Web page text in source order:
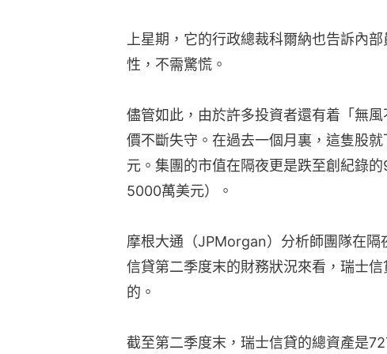
上星期，它的行政總裁科爾納也告訴內
性，不需驚慌。
儘管如此，由於許多投資者還有着「無
價不斷失守。在過去一個月裏，這隻股
元。集團的市值在隔夜更是跌至創紀錄
5000萬美元）。
摩根大通（JPMorgan）分析師團隊在隔
信貸第二季度末的財務狀況來看，瑞士信
的。
截至第二季度末，瑞士信貸的總資產是